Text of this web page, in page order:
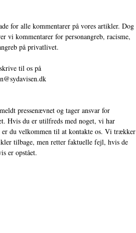
for alle kommentarer på vores artikler. Dog
vi kommentarer for personangreb, racisme,
på privatlivet.
til os på
pressenævnet og tager ansvar for
Hvis du er utilfreds med noget, vi har
er du velkommen til at kontakte os. Vi trækker
tilbage, men retter faktuelle fejl, hvis de
er opstået.